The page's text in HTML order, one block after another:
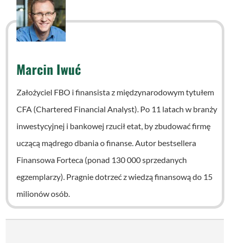
Marcin Iwuć
Założyciel FBO i finansista z międzynarodowym tytułem
CFA (Chartered Financial Analyst). Po 11 latach w branży
inwestycyjnej i bankowej rzucił etat, by zbudować firmę
uczącą mądrego dbania o finanse. Autor bestsellera
Finansowa Forteca (ponad 130 000 sprzedanych
egzemplarzy). Pragnie dotrzeć z wiedzą finansową do 15
milionów osób.